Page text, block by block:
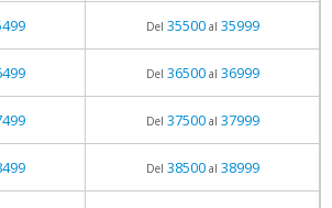
Del 35500al 35999
Del 36500al 36999
Del 37500al 37999
Del 38500al 38999